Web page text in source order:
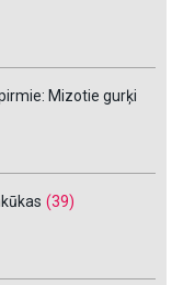
Mizotie gurķi
(39)